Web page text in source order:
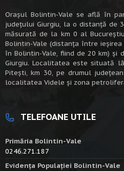
Oraşul Bolintin-Vale se află în
judeţului Giurgiu, la o distanţă de
măsurată de la km 0 al
Bolintin-Vale (distanța între
în Bolintin-Vale, fiind de 20 km) şi
Giurgiu. Localitatea este situată
Piteşti, km 30, pe drumul
localitatea Videle şi zona
TELEFOANE UTILE
Primăria Bolintin-Vale
0246.271.187
Evidența Populației Bolintin-Vale